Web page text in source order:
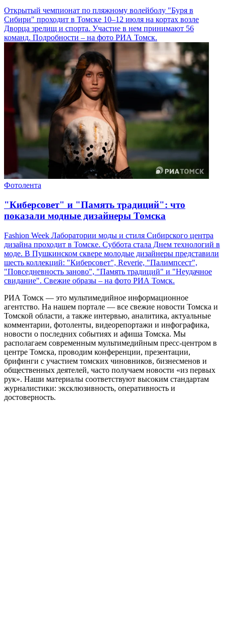
Открытый чемпионат по пляжному волейболу "Буря в
Сибири" проходит в Томске 10–12 июля на кортах возле
Дворца зрелищ и спорта. Участие в нем принимают 56
команд. Подробности – на фото РИА Томск.
Фотолента
"Киберсовет" и "Память традиций": что
показали модные дизайнеры Томска
Fashion Week Лаборатории моды и стиля Сибирского центра
дизайна проходит в Томске. Суббота стала Днем технологий в
моде. В Пушкинском сквере молодые дизайнеры представили
шесть коллекций: "Киберсовет", Reverie, "Палимпсест",
"Повседневность заново", "Память традиций" и "Неудачное
свидание". Свежие образы – на фото РИА Томск.
РИА Томск — это мультимедийное информационное
агентство. На нашем портале — все свежие новости Томска и
Томской области, а также интервью, аналитика, актуальные
комментарии, фотоленты, видеорепортажи и инфографика,
новости о последних событиях и афиша Томска. Мы
располагаем современным мультимедийным пресс-центром в
центре Томска, проводим конференции, презентации,
брифинги с участием томских чиновников, бизнесменов и
общественных деятелей, часто получаем новости «из первых
рук». Наши материалы соответствуют высоким стандартам
журналистики: эксклюзивность, оперативность и
достоверность.